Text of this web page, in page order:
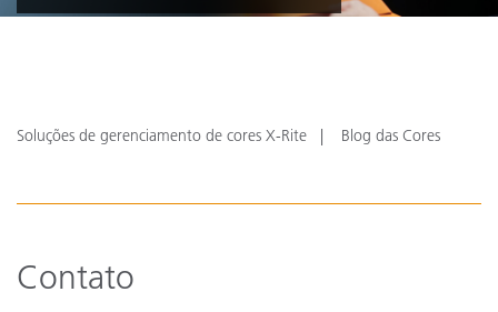
Soluções de gerenciamento de cores X-Rite Blog das Cores
Contato